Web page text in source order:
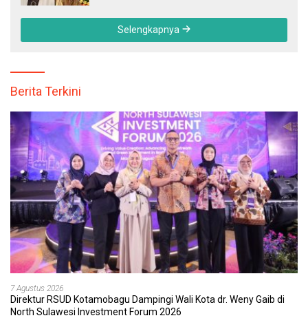
Selengkapnya
Berita Terkini
7 Agustus 2026
Direktur RSUD Kotamobagu Dampingi Wali Kota dr. Weny Gaib di
North Sulawesi Investment Forum 2026